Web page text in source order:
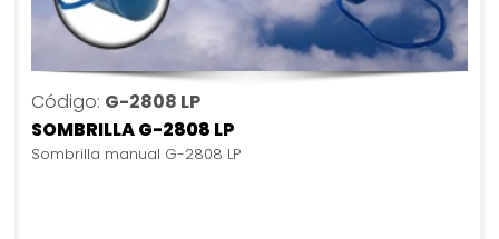
Código: G-2808 LP
SOMBRILLA G-2808 LP
Sombrilla manual G-2808 LP